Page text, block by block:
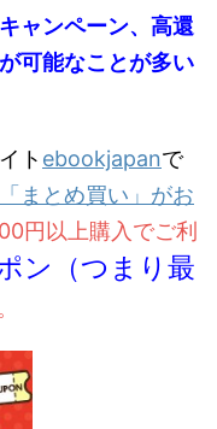
ンを利用するよりもebookjapan(Ya
！&amp;amp;amp...
ャンペーン、高還
可能なことが多い
ト ebookjapanで
まとめ買い」がお
円以上購入でご利
ン（つまり最